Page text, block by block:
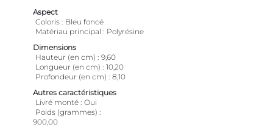
Aspect
Coloris
Bleu foncé
Matériau principal
Polyrésine
Dimensions
Hauteur (en cm)
9,60
Longueur (en cm)
10,20
Profondeur (en cm)
8,10
Autres caractéristiques
Livré monté Oui
Poids (grammes)
900,00